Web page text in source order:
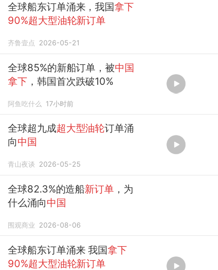
全球船东订单涌来，我国拿下
90%超大型油轮新订单
齐鲁壹点 2026-05-21
全球85%的新船订单，被中国
拿下 ，韩国首次跌破10%
阿鱼吃什么 17小时前
全球超九成超大型油轮订单涌
向中国
青山夜谈 2026-05-25
全球82.3%的造船新订单，为
什么涌向中国
围观商业 2026-08-06
全球船东订单涌来 我国拿下
90%超大型油轮新订单